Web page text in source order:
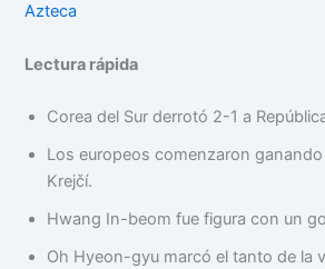
Azteca
Lectura rápida
Corea del Sur derrotó 2-1 a
Los europeos comenzaron
Krejčí.
Hwang In-beom fue figura con un
Oh Hyeon-gyu marcó el tanto de la